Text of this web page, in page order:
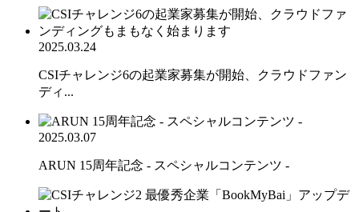
2025.03.24
CSIチャレンジ6の起業家募集が開始、クラウドファン
ディ...
2025.03.07
ARUN 15周年記念 - スペシャルコンテンツ -